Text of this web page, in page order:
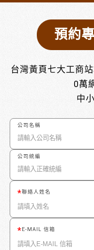
預約
台灣黃頁七大工商
0萬
中
公司名稱
公司統編
聯絡人姓名
E-MAIL 信箱